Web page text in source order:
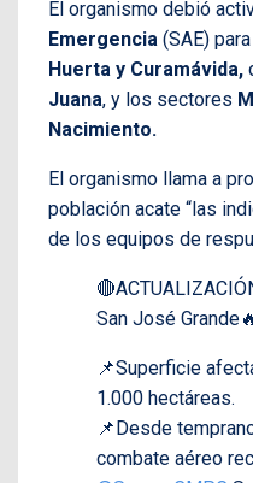
El organismo debió
Emergencia (SAE)
Huerta y Curamávida,
Juana, y los sectores
Nacimiento.
El organismo llama a
población acate “las
de los equipos de
San José
📌Superficie
1.000 hectáreas.
📌Desde
combate aéreo